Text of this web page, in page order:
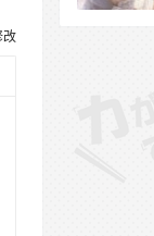
改